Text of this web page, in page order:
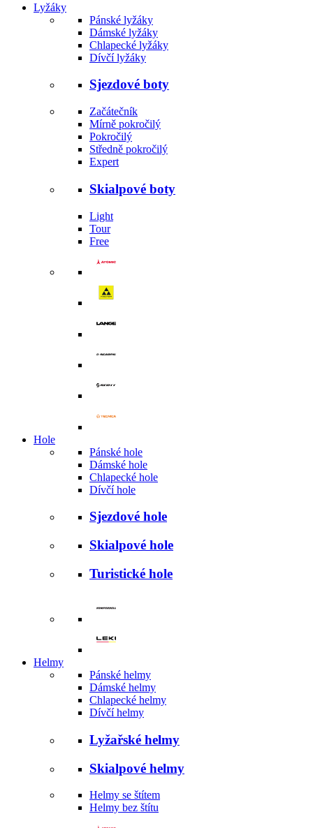
Lyžáky
Pánské lyžáky
Dámské lyžáky
Chlapecké lyžáky
Dívčí lyžáky
Sjezdové boty
Začátečník
Mírně pokročilý
Pokročilý
Středně pokročilý
Expert
Skialpové boty
Light
Tour
Free
Hole
Pánské hole
Dámské hole
Chlapecké hole
Dívčí hole
Sjezdové hole
Skialpové hole
Turistické hole
Helmy
Pánské helmy
Dámské helmy
Chlapecké helmy
Dívčí helmy
Lyžařské helmy
Skialpové helmy
Helmy se štítem
Helmy bez štítu